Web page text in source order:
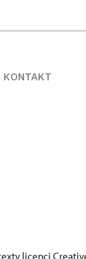
KONTAKT
licenci